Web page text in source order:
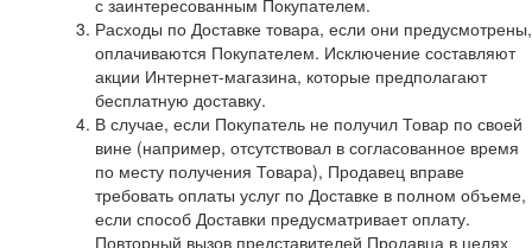
Расходы по Доставке товара, если они предусмотрены,
оплачиваются Покупателем. Исключение составляют
акции Интернет-магазина, которые предполагают
бесплатную доставку.
В случае, если Покупатель не получил Товар по своей
вине (например, отсутствовал в согласованное время
по месту получения Товара), Продавец вправе
требовать оплаты услуг по Доставке в полном объеме,
если способ Доставки предусматривает оплату.
Повторный вызов представителей Продавца в целях